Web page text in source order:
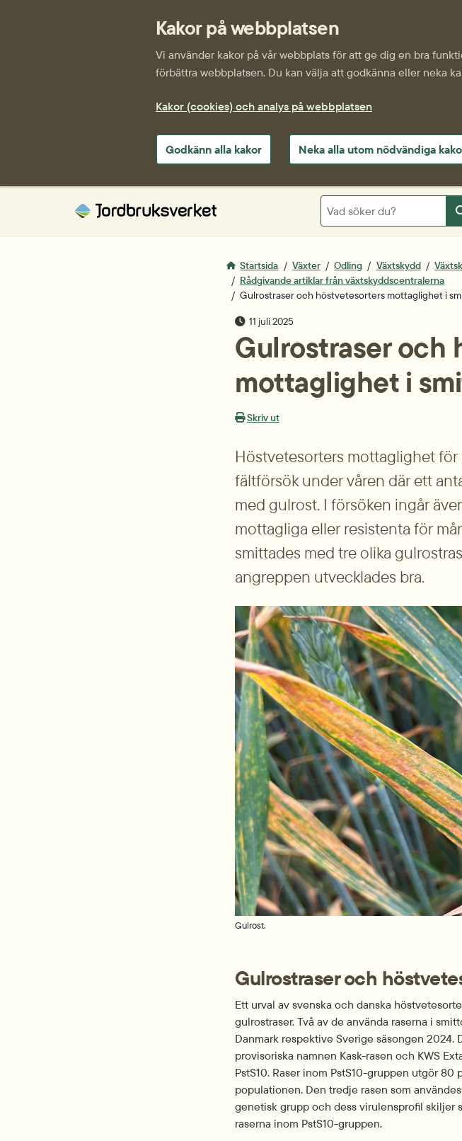
Kakor på webbplatsen
Vi använder kakor på vår webbplats för att ge dig en bra
förbättra webbplatsen. Du kan välja att godkänna eller neka
Kakor (cookies) och analys på webbplatsen
Godkänn alla kakor Neka alla utom nödvändiga
Sök
Startsida Växter Odling Växtskydd
Rådgivande artiklar från växtskyddscentralerna
Gulrost­raser och höstvete­sorters mottaglighet i
publiceringsdatum
11 juli 2025
Gulrost­raser och
mottaglighet i
Skriv ut
Höstvete­sorters mottaglighet
fältförsök under våren där ett
med gulrost. I försöken ingår
mottagliga eller resistenta för
smittades med tre olika
angreppen utvecklades bra.
Gulrost.
Gulrostraser och
Ett urval av svenska och danska
gulrostraser. Två av de använda raserna i
Danmark respektive Sverige säsongen 2024.
provisoriska namnen Kask-rasen och KWS
PstS10. Raser inom PstS10-gruppen utgör
populationen. Den tredje rasen som
genetisk grupp och dess virulensprofil skiljer
raserna inom PstS10-gruppen.